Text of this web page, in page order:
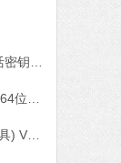
石大师一键重装系统